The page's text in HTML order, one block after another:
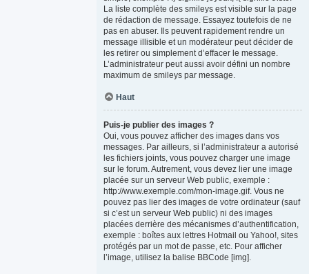
La liste complète des smileys est visible sur la page
de rédaction de message. Essayez toutefois de ne
pas en abuser. Ils peuvent rapidement rendre un
message illisible et un modérateur peut décider de
les retirer ou simplement d’effacer le message.
L’administrateur peut aussi avoir défini un nombre
maximum de smileys par message.
Haut
Puis-je publier des images ?
Oui, vous pouvez afficher des images dans vos
messages. Par ailleurs, si l’administrateur a autorisé
les fichiers joints, vous pouvez charger une image
sur le forum. Autrement, vous devez lier une image
placée sur un serveur Web public, exemple :
http://www.exemple.com/mon-image.gif. Vous ne
pouvez pas lier des images de votre ordinateur (sauf
si c’est un serveur Web public) ni des images
placées derrière des mécanismes d’authentification,
exemple : boîtes aux lettres Hotmail ou Yahoo!, sites
protégés par un mot de passe, etc. Pour afficher
l’image, utilisez la balise BBCode [img].